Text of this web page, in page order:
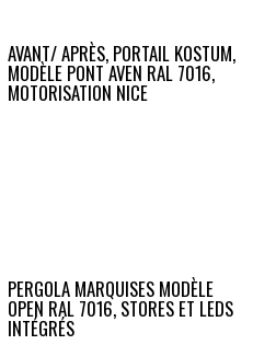
AVANT/ APRÈS, PORTAIL KOSTUM,
MODÈLE PONT AVEN RAL 7016,
MOTORISATION NICE
PERGOLA MARQUISES MODÈLE
OPEN RAL 7016, STORES ET LEDS
INTÉGRÉS